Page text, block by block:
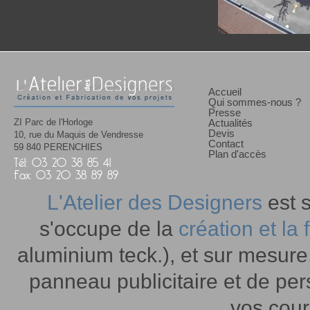
ZI Parc de l'Horloge
10, rue du Maquis de Vendresse
59 840 PERENCHIES
Tél: 03 20 38 85 41
Fax: 03 20 38 89 89
Accueil
Qui sommes-nous ?
Presse
Actualités
Devis
Contact
Plan d'accès
L'Atelier des Designers est
s'occupe de la création et la
aluminium teck.), et sur
panneau publicitaire et de